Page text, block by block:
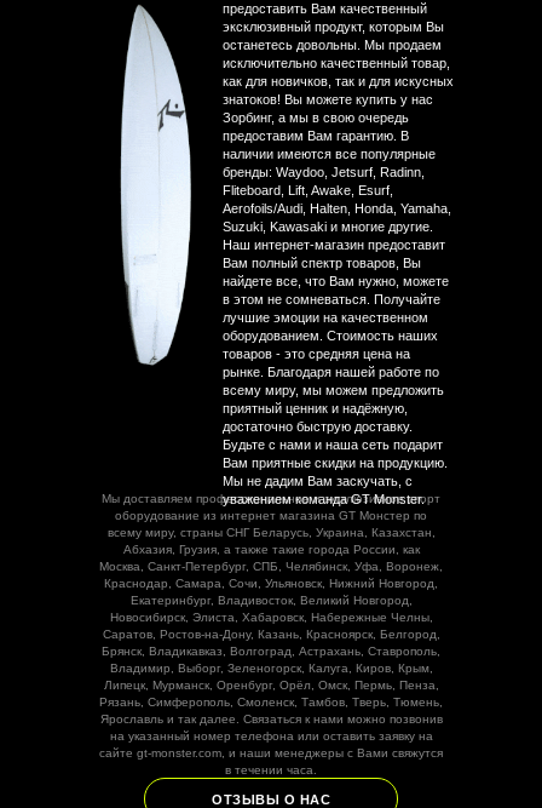
Мы доставляем профессиональное и эксклюзивное спорт
оборудование из интернет магазина GT Монстер по
всему миру, страны СНГ Беларусь, Украина, Казахстан,
Абхазия, Грузия, а также такие города России, как
Москва, Санкт-Петербург, СПБ, Челябинск, Уфа, Воронеж,
Краснодар, Самара, Сочи, Ульяновск, Нижний Новгород,
Екатеринбург, Владивосток, Великий Новгород,
Новосибирск, Элиста, Хабаровск, Набережные Челны,
Саратов, Ростов-на-Дону, Казань, Красноярск, Белгород,
Брянск, Владикавказ, Волгоград, Астрахань, Ставрополь,
Владимир, Выборг, Зеленогорск, Калуга, Киров, Крым,
Липецк, Мурманск, Оренбург, Орёл, Омск, Пермь, Пенза,
Рязань, Симферополь, Смоленск, Тамбов, Тверь, Тюмень,
Ярославль и так далее. Связаться к нами можно позвонив
на указанный номер телефона или оставить заявку на
сайте gt-monster.com, и наши менеджеры с Вами свяжутся
в течении часа.
предоставить Вам качественный
эксклюзивный продукт, которым Вы
останетесь довольны. Мы продаем
исключительно качественный товар,
как для новичков, так и для искусных
знатоков! Вы можете купить у нас
Зорбинг, а мы в свою очередь
предоставим Вам гарантию. В
наличии имеются все популярные
бренды: Waydoo, Jetsurf, Radinn,
Fliteboard, Lift, Awake, Esurf,
Aerofoils/Audi, Halten, Honda, Yamaha,
Suzuki, Kawasaki и многие другие.
Наш интернет-магазин предоставит
Вам полный спектр товаров, Вы
найдете все, что Вам нужно, можете
в этом не сомневаться. Получайте
лучшие эмоции на качественном
оборудованием. Стоимость наших
товаров - это средняя цена на
рынке. Благодаря нашей работе по
всему миру, мы можем предложить
приятный ценник и надёжную,
достаточно быструю доставку.
Будьте с нами и наша сеть подарит
Вам приятные скидки на продукцию.
Мы не дадим Вам заскучать, с
уважением команда GT Monster.
ОТЗЫВЫ О НАС